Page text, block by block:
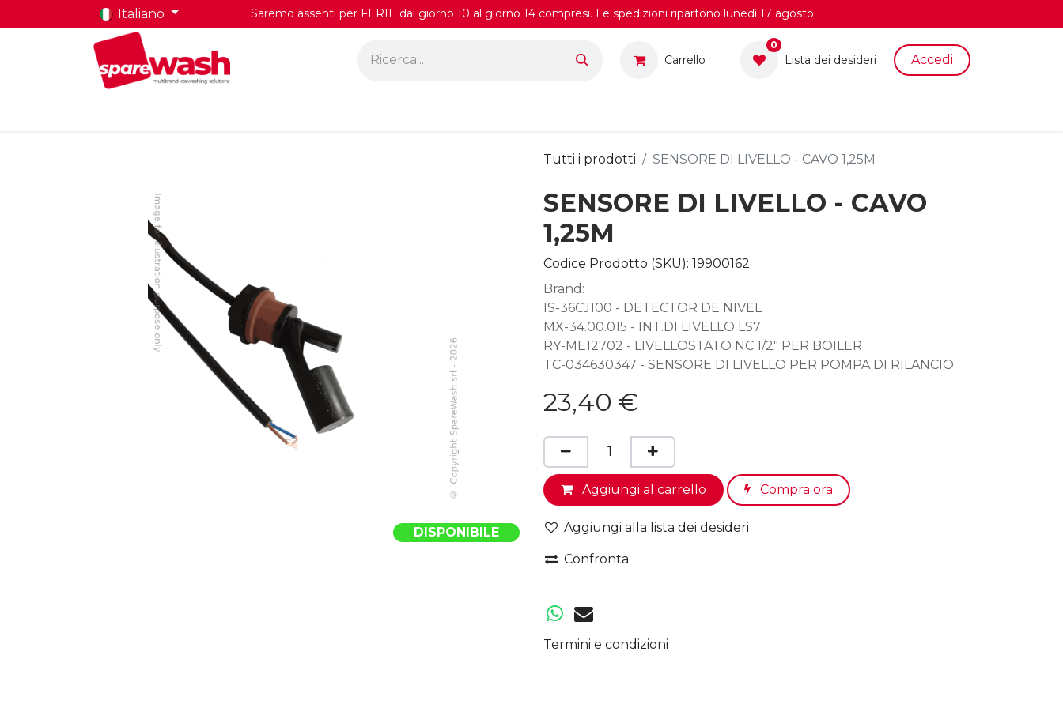
Italiano Saremo assenti per FERIE dal giorno 10 al giorno 14 compresi. Le spedizioni ripartono lunedì 17 agosto.
Carrello
0
Lista dei desid​eri Accedi
Tutti i prodotti SENSORE DI LIVELLO - CAVO 1,25M
DISPONIBILE
SENSORE DI LIVELLO - CAVO
1,25M
Codice Prodotto (SKU): 19900162
Brand:
IS-36CJ100 - DETECTOR DE NIVEL
MX-34.00.015 - INT.DI LIVELLO LS7
RY-ME12702 - LIVELLOSTATO NC 1/2" PER BOILER
TC-034630347 - SENSORE DI LIVELLO PER POMPA DI RILANCIO
23,40 €
Aggiungi al carrello Compra ora
Aggiungi alla lista dei desideri
Confronta
Termini e condizioni